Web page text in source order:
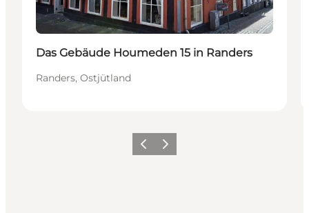
Das Gebäude Houmeden 15 in Randers
Randers, Ostjütland
ZurückWeiter